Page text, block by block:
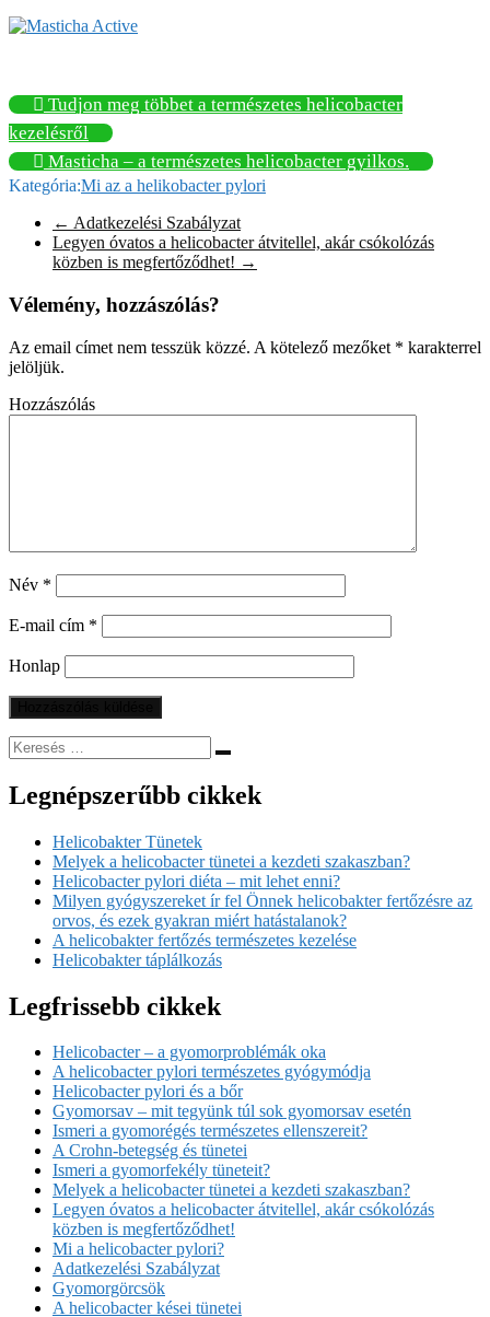
Tudjon meg többet a természetes helicobacter
kezelésről
Masticha – a természetes helicobacter gyilkos.
Kategória:Mi az a helikobacter pylori
← Adatkezelési Szabályzat
Legyen óvatos a helicobacter átvitellel, akár csókolózás
közben is megfertőződhet! →
Vélemény, hozzászólás?
Az email címet nem tesszük közzé. A kötelező mezőket * karakterrel
jelöljük.
Hozzászólás
Név *
E-mail cím *
Honlap
Legnépszerűbb cikkek
Helicobakter Tünetek
Melyek a helicobacter tünetei a kezdeti szakaszban?
Helicobacter pylori diéta – mit lehet enni?
Milyen gyógyszereket ír fel Önnek helicobakter fertőzésre az
orvos, és ezek gyakran miért hatástalanok?
A helicobakter fertőzés természetes kezelése
Helicobakter táplálkozás
Legfrissebb cikkek
Helicobacter – a gyomorproblémák oka
A helicobacter pylori természetes gyógymódja
Helicobacter pylori és a bőr
Gyomorsav – mit tegyünk túl sok gyomorsav esetén
Ismeri a gyomorégés természetes ellenszereit?
A Crohn-betegség és tünetei
Ismeri a gyomorfekély tüneteit?
Melyek a helicobacter tünetei a kezdeti szakaszban?
Legyen óvatos a helicobacter átvitellel, akár csókolózás
közben is megfertőződhet!
Mi a helicobacter pylori?
Adatkezelési Szabályzat
Gyomorgörcsök
A helicobacter kései tünetei